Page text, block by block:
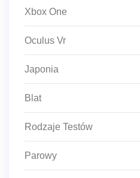
Xbox One
Oculus Vr
Japonia
Blat
Rodzaje Testów
Parowy